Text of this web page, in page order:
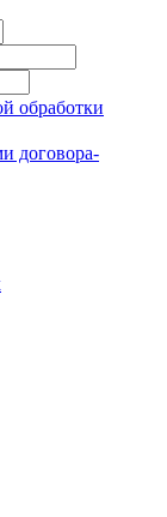
обработки
договора-